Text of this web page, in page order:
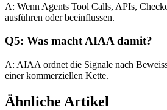
A: Wenn Agents Tool Calls, APIs,
ausführen oder beeinflussen.
Q5: Was macht AIAA damit?
A: AIAA ordnet die Signale nach
einer kommerziellen Kette.
Ähnliche Artikel